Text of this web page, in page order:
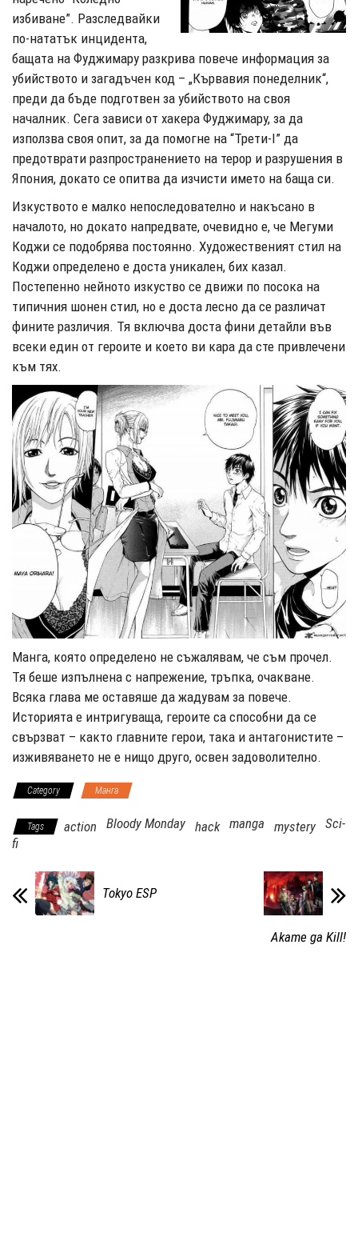
избиване”. Разследвайки
по-нататък инцидента,
бащата на Фуджимару разкрива повече информация за
убийството и загадъчен код – „Кървавия понеделник“,
преди да бъде подготвен за убийството на своя
началник. Сега зависи от хакера Фуджимару, за да
използва своя опит, за да помогне на “Трети-I” да
предотврати разпространението на терор и разрушения в
Япония, докато се опитва да изчисти името на баща си.
Изкуството е малко непоследователно и накъсано в
началото, но докато напредвате, очевидно е, че Мегуми
Коджи се подобрява постоянно. Художественият стил на
Коджи определено е доста уникален, бих казал.
Постепенно нейното изкуство се движи по посока на
типичния шонен стил, но е доста лесно да се различат
фините различия. Тя включва доста фини детайли във
всеки един от героите и което ви кара да сте привлечени
към тях.
Манга, която определено не съжалявам, че съм прочел.
Тя беше изпълнена с напрежение, тръпка, очакване.
Всяка глава ме оставяше да жадувам за повече.
Историята е интригуваща, героите са способни да се
свързват – както главните герои, така и антагонистите –
изживяването не е нищо друго, освен задоволително.
Category Манга
Tags action Bloody Monday hack manga mystery Sci-
fi
Tokyo ESP
Akame ga Kill!